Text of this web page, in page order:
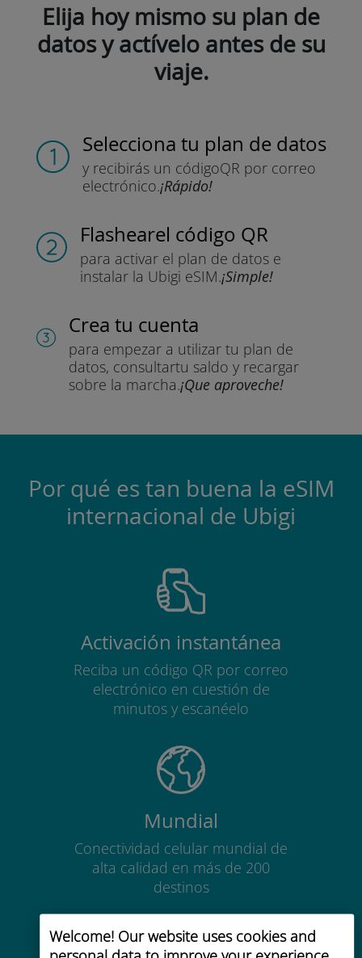
Welcome! Our website uses cookies and
Elija hoy mismo su plan de
datos y actívelo antes de su
viaje.
Selecciona tu plan de datos
y recibirás un códigoQR por correo
electrónico.¡Rápido!
Flashearel código QR
para activar el plan de datos e
instalar la Ubigi eSIM.¡Simple!
Crea tu cuenta
para empezar a utilizar tu plan de
datos, consultartu saldo y recargar
sobre la marcha.¡Que aproveche!
Por qué es tan buena la eSIM
internacional de Ubigi
Activación instantánea
Reciba un código QR por correo
electrónico en cuestión de
minutos y escanéelo
Mundial
Conectividad celular mundial de
alta calidad en más de 200
destinos